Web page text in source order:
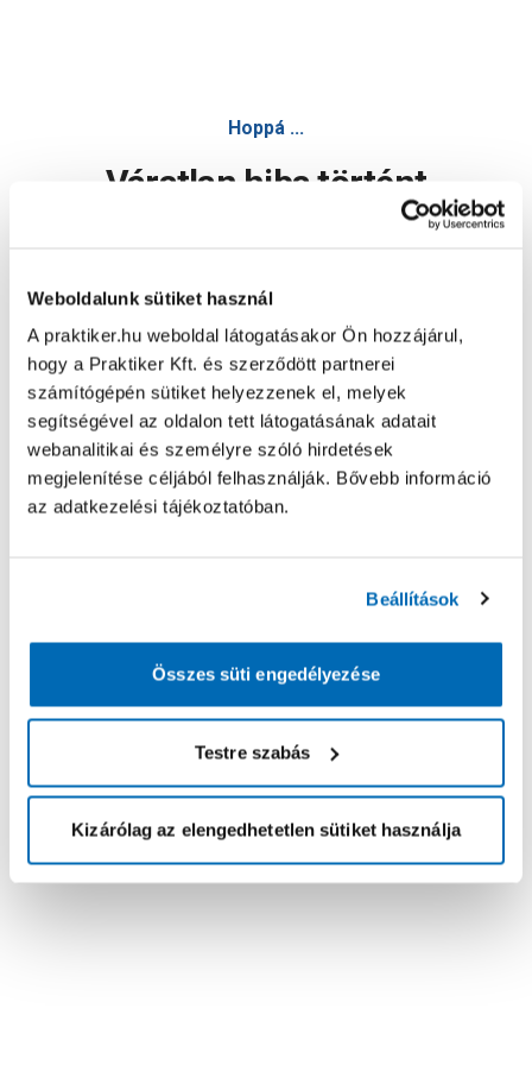
Weboldalunk sütiket használ
A praktiker.hu weboldal látogatásakor Ön hozzájárul,
hogy a Praktiker Kft. és szerződött partnerei
számítógépén sütiket helyezzenek el, melyek
segítségével az oldalon tett látogatásának adatait
webanalitikai és személyre szóló hirdetések
megjelenítése céljából felhasználják. Bővebb információ
az adatkezelési tájékoztatóban.
Beállítások
Összes süti engedélyezése
Testre szabás
Kizárólag az elengedhetetlen sütiket használja
Hoppá ...
Váratlan hiba történt
Oldal újratöltése